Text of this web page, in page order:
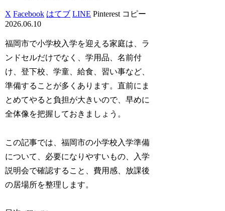
X Facebook はてブ LINE Pinterest コピー
2026.06.10
福岡市で小学校入学を迎える家庭は、ラ
ンドセルだけでなく、学用品、名前付
け、登下校、学童、給食、習い事など、
準備することが多くあります。直前にま
とめてやると負担が大きいので、早めに
全体像を把握しておきましょう。
この記事では、福岡市の小学校入学準備
について、必要になりやすいもの、入学
説明会で確認すること、費用感、放課後
の居場所を整理します。